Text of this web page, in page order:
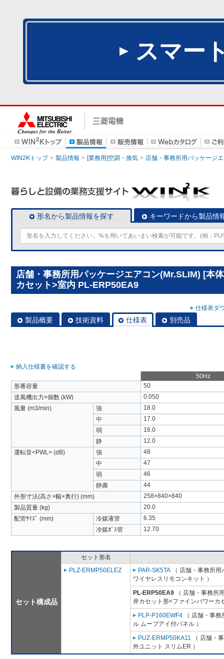
スマー
WIN2Kトップ 製品情報 [業務用]空調・換気 店舗・事務所用パッケージ
形名から製品情報を探す キーワードから製品情
店舗・事務所用パッケージエアコン(Mr.SLIM) [本
カセット>室内 PL-ERP50EA9
仕様表ダ
製品概要 技術資料 仕様表 別売品
納入仕様書を確認する
50Hz
形番容量
50
送風機出力×個数 (kW)
0.050
風量 (m3/min)
強
18.0
中
17.0
弱
16.0
静
12.0
運転音<PWL> (dB)
強
48
中
47
弱
46
静粛
44
外形寸法(高さ×幅×奥行) (mm)
258×840×840
製品質量 (kg)
20.0
配管ｻｲｽﾞ (mm)
冷媒液管
6.35
冷媒ｶﾞｽ管
12.70
セット構成品
セット形名
PLZ-ERMP50ELEZ
PAR-SK5TA （ 店舗・事務所
ワイヤレスリモコンキット ）
PL-ERP50EA9 （ 店舗・事務所
井カセット形<ファインパワーカ
PLP-P160EWF4 （ 店舗・事
ル ムーブアイ付パネル ）
PUZ-ERMP50KA11 （ 店舗・
外ユニット スリムER ）